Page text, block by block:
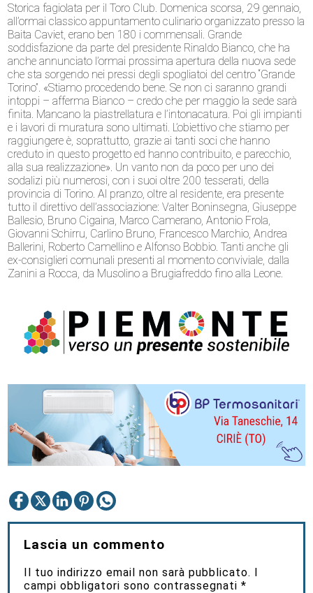
Storica fagiolata per il Toro Club. Domenica scorsa, 29 gennaio,
all’ormai classico appuntamento culinario organizzato presso la
Baita Caviet, erano ben 180 i commensali. Grande
soddisfazione da parte del presidente Rinaldo Bianco, che ha
anche annunciato l’ormai prossima apertura della nuova sede
che sta sorgendo nei pressi degli spogliatoi del centro “Grande
Torino”. «Stiamo procedendo bene. Se non ci saranno grandi
intoppi – afferma Bianco – credo che per maggio la sede sarà
finita. Mancano la piastrellatura e l’intonacatura. Poi gli impianti
e i lavori di muratura sono ultimati. L’obiettivo che stiamo per
raggiungere è, soprattutto, grazie ai tanti soci che hanno
creduto in questo progetto ed hanno contribuito, e parecchio,
alla sua realizzazione». Un vanto non da poco per uno dei
sodalizi più numerosi, con i suoi oltre 200 tesserati, della
provincia di Torino. Al pranzo, oltre al residente, era presente
tutto il direttivo dell’associazione: Valter Boninsegna, Giuseppe
Ballesio, Bruno Cigaina, Marco Camerano, Antonio Frola,
Giovanni Schirru, Carlino Bruno, Francesco Marchio, Andrea
Ballerini, Roberto Camellino e Alfonso Bobbio. Tanti anche gli
ex-consiglieri comunali presenti al momento conviviale, dalla
Zanini a Rocca, da Musolino a Brugiafreddo fino alla Leone.
Lascia un commento
Il tuo indirizzo email non sarà pubblicato. I
campi obbligatori sono contrassegnati*